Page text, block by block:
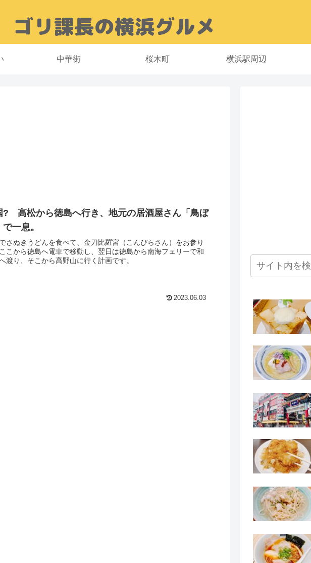
中華街 桜木町 横浜駅周辺
? 高松から徳島へ行き、地元の居酒屋さん「鳥ぼ
一息。
さぬきうどんを食べて、金刀比羅宮（こんぴらさん）をお参り
こから徳島へ電車で移動し、翌日は徳島から南海フェリーで和
渡り、そこから高野山に行く計画です。
2023.06.03